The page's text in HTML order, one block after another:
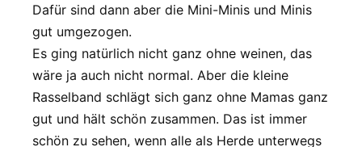
Dafür sind dann aber die Mini-Minis und Minis
gut umgezogen.
Es ging natürlich nicht ganz ohne weinen, das
wäre ja auch nicht normal. Aber die kleine
Rasselband schlägt sich ganz ohne Mamas ganz
gut und hält schön zusammen. Das ist immer
schön zu sehen, wenn alle als Herde unterwegs